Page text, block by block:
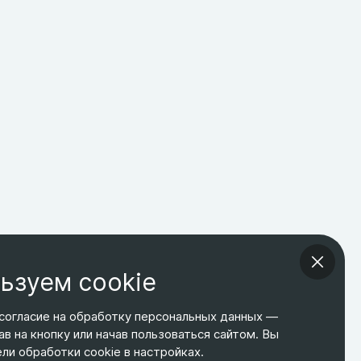
ТЕЛЕФОН
+7 495 266-65-67
ЭЛ. ПОЧТА
shop@relines.ru
АДРЕС
Москва, Гаражная 8
cookie
на обработку персональных данных —
на кнопку или начав пользоваться сайтом. Вы
обработки cookie в настройках.